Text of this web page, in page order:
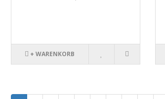
+ WARENKORB